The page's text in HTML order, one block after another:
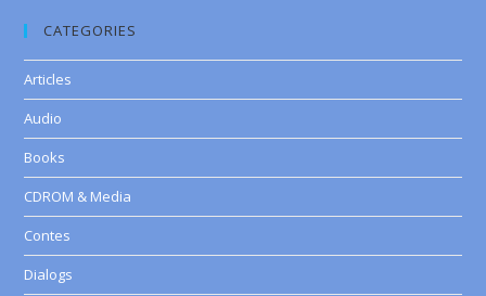
CATEGORIES
Articles
Audio
Books
CDROM & Media
Contes
Dialogs